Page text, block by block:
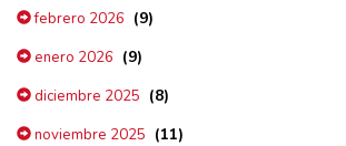
febrero 2026 (9)
enero 2026 (9)
diciembre 2025 (8)
noviembre 2025 (11)